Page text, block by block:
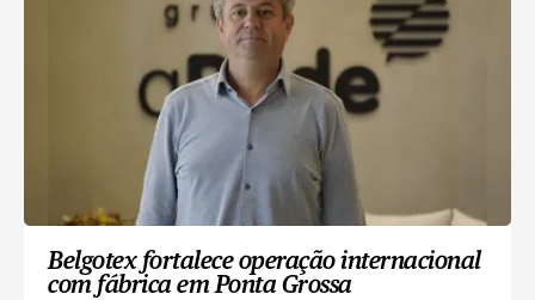
Belgotex fortalece operação internacional
com fábrica em Ponta Grossa